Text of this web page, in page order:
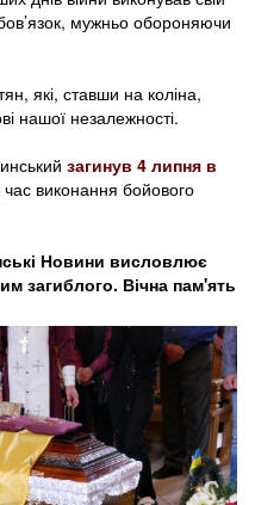
мужньо обороняючи
які, ставши на коліна,
нашої незалежності.
загинув 4 липня в
час виконання бойового
Новини висловлює
загиблого. Вічна пам'ять